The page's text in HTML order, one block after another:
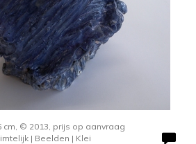
cm, © 2013, prijs op aanvraag
| Beelden | Klei